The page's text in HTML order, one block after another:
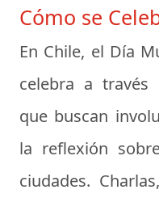
Cómo se
En Chile, el Día
celebra a través
que buscan
la reflexión
ciudades.